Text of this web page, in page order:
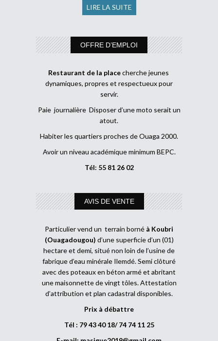
LIRE LA SUITE
OFFRE D’EMPLOI
Restaurant de la placecherche jeunes
dynamiques, propres et respectueux pour
servir.
Paie journalière Disposer d’une moto serait un
atout.
Habiter les quartiers proches de Ouaga 2000.
Avoir un niveau académique minimum BEPC.
Tél: 55 81 26 02
AVIS DE VENTE
Particulier vend un terrain borné à Koubri
(Ouagadougou) d’une superficie d’un (01)
hectare et demi, situé non loin de l’usine de
fabrique d’eau minérale Ilemdé. Semi clôturé
avec des poteaux en béton armé et abritant
une maisonnette de vingt tôles. Attestation
d’attribution et plan cadastral disponibles.
Prix à débattre
Tél : 79 43 40 18/ 74 74 11 25